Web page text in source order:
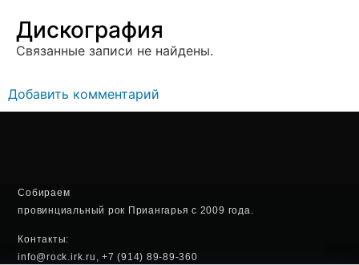
Дискография
Связанные записи не найдены.
Добавить комментарий
Собираем
провинциальный рок Приангарья с 2009 года.
Контакты:
info@rock.irk.ru, +7 (914) 89-89-360